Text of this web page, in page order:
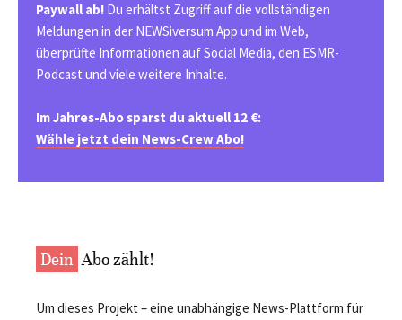
Paywall ab! Du erhältst Zugriff auf die vollständigen
Meldungen in der NEWSiversum App und im Web,
überprüfte Informationen auf Social Media, den ESMR-
Podcast und viele weitere Inhalte.
Im Jahres-Abo sparst du aktuell 12 €:
Wähle jetzt dein News-Crew Abo!
Dein Abo zählt!
Um dieses Projekt – eine unabhängige News-Plattform für